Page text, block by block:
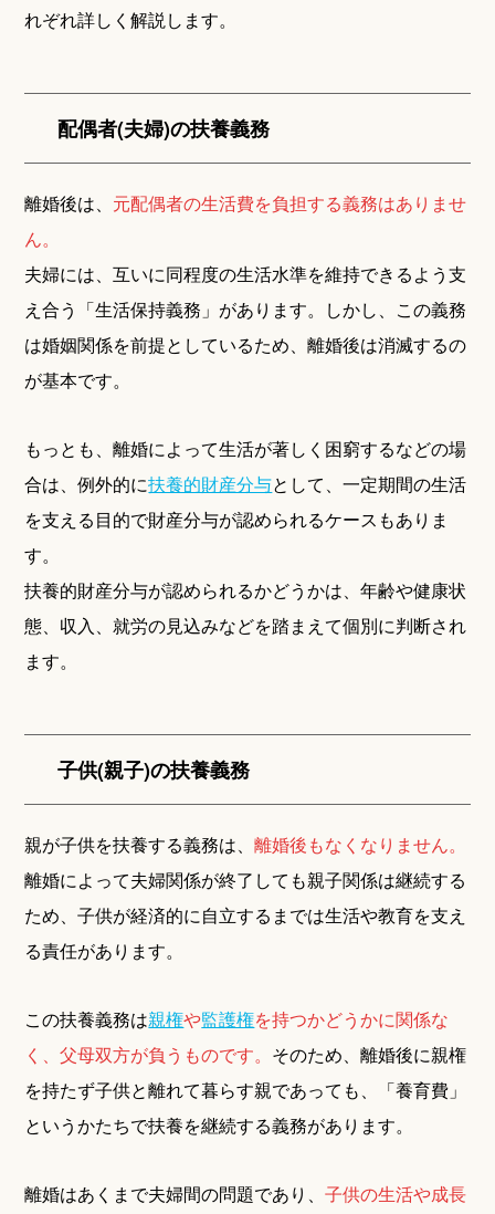
れぞれ詳しく解説します。
配偶者(夫婦)の扶養義務
離婚後は、 元配偶者の生活費を負担する義務はありませ
ん。
夫婦には、互いに同程度の生活水準を維持できるよう支
え合う「生活保持義務」があります。しかし、この義務
は婚姻関係を前提としているため、離婚後は消滅するの
が基本です。
もっとも、離婚によって生活が著しく困窮するなどの場
合は、例外的に扶養的財産分与として、一定期間の生活
を支える目的で財産分与が認められるケースもありま
す。
扶養的財産分与が認められるかどうかは、年齢や健康状
態、収入、就労の見込みなどを踏まえて個別に判断され
ます。
子供(親子)の扶養義務
親が子供を扶養する義務は、離婚後もなくなりません。
離婚によって夫婦関係が終了しても親子関係は継続する
ため、子供が経済的に自立するまでは生活や教育を支え
る責任があります。
この扶養義務は親権や監護権を持つかどうかに関係な
く、父母双方が負うものです。 そのため、離婚後に親権
を持たず子供と離れて暮らす親であっても、「養育費」
というかたちで扶養を継続する義務があります。
離婚はあくまで夫婦間の問題であり、子供の生活や成長